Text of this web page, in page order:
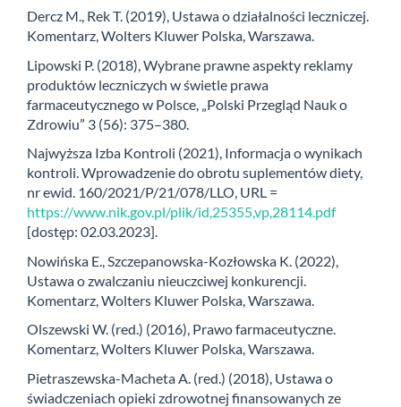
Dercz M., Rek T. (2019), Ustawa o działalności leczniczej.
Komentarz, Wolters Kluwer Polska, Warszawa.
Lipowski P. (2018), Wybrane prawne aspekty reklamy
produktów leczniczych w świetle prawa
farmaceutycznego w Polsce, „Polski Przegląd Nauk o
Zdrowiu” 3 (56): 375–380.
Najwyższa Izba Kontroli (2021), Informacja o wynikach
kontroli. Wprowadzenie do obrotu suplementów diety,
nr ewid. 160/2021/P/21/078/LLO, URL =
https://www.nik.gov.pl/plik/id,25355,vp,28114.pdf
[dostęp: 02.03.2023].
Nowińska E., Szczepanowska-Kozłowska K. (2022),
Ustawa o zwalczaniu nieuczciwej konkurencji.
Komentarz, Wolters Kluwer Polska, Warszawa.
Olszewski W. (red.) (2016), Prawo farmaceutyczne.
Komentarz, Wolters Kluwer Polska, Warszawa.
Pietraszewska-Macheta A. (red.) (2018), Ustawa o
świadczeniach opieki zdrowotnej finansowanych ze